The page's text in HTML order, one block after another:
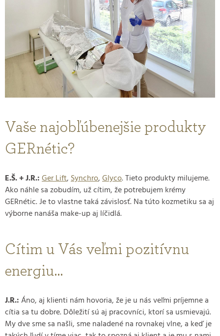
Vaše najobľúbenejšie produkty
GERnétic?
E.Š. + J.R.:Ger Lift,Synchro,Glyco. Tieto produkty milujeme.
Ako náhle sa zobudím, už cítim, že potrebujem krémy
GERnétic. Je to vlastne taká závislosť. Na túto kozmetiku sa aj
výborne nanáša make-up aj líčidlá.
Cítim u Vás veľmi pozitívnu
energiu…
J.R.:Áno, aj klienti nám hovoria, že je u nás veľmi príjemne a
cítia sa tu dobre. Dôležití sú aj pracovníci, ktorí sa usmievajú.
My dve sme sa našli, sme naladené na rovnakej vlne, a keď je